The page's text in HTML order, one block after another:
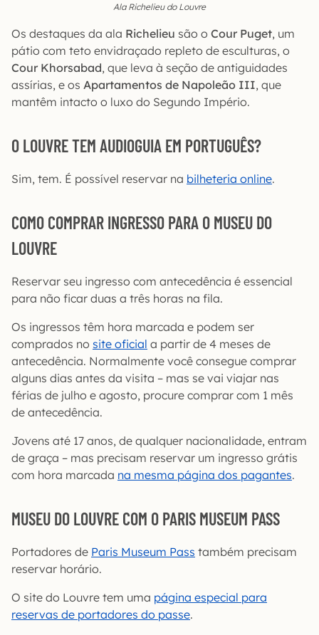
Ala Richelieu do Louvre
Os destaques da ala Richelieu são o Cour Puget, um
pátio com teto envidraçado repleto de esculturas, o
Cour Khorsabad, que leva à seção de antiguidades
assírias, e os Apartamentos de Napoleão III, que
mantêm intacto o luxo do Segundo Império.
O LOUVRE TEM AUDIOGUIA EM PORTUGUÊS?
Sim, tem. É possível reservar na bilheteria online.
COMO COMPRAR INGRESSO PARA O MUSEU DO
LOUVRE
Reservar seu ingresso com antecedência é essencial
para não ficar duas a três horas na fila.
Os ingressos têm hora marcada e podem ser
comprados no site oficial a partir de 4 meses de
antecedência. Normalmente você consegue comprar
alguns dias antes da visita – mas se vai viajar nas
férias de julho e agosto, procure comprar com 1 mês
de antecedência.
Jovens até 17 anos, de qualquer nacionalidade, entram
de graça – mas precisam reservar um ingresso grátis
com hora marcada na mesma página dos pagantes.
MUSEU DO LOUVRE COM O PARIS MUSEUM PASS
Portadores de Paris Museum Pass também precisam
reservar horário.
O site do Louvre tem uma página especial para
reservas de portadores do passe.